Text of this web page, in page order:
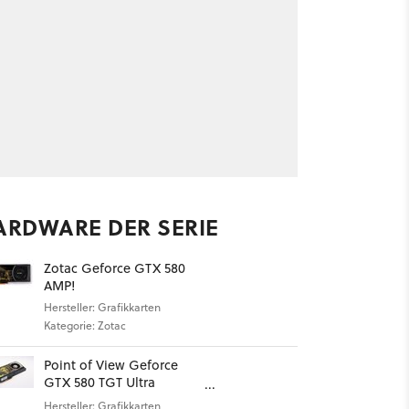
DER SERIE
Zotac Geforce GTX 580
AMP!
Hersteller: Grafikkarten
Kategorie: Zotac
Point of View Geforce
GTX 580 TGT Ultra
Charged Edition
Hersteller: Grafikkarten